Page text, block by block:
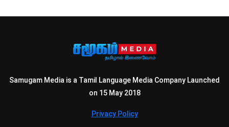
Samugam Media is a Tamil Language Media Company Launched
on 15 May 2018
Privacy Policy